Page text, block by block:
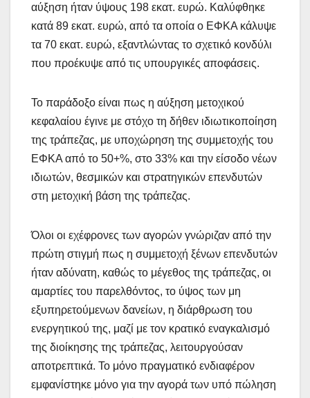
αύξηση ήταν ύψους 198 εκατ. ευρώ. Καλύφθηκε
κατά 89 εκατ. ευρώ, από τα οποία ο ΕΦΚΑ κάλυψε
τα 70 εκατ. ευρώ, εξαντλώντας το σχετικό κονδύλι
που προέκυψε από τις υπουργικές αποφάσεις.
Το παράδοξο είναι πως η αύξηση μετοχικού
κεφαλαίου έγινε με στόχο τη δήθεν ιδιωτικοποίηση
της τράπεζας, με υποχώρηση της συμμετοχής του
ΕΦΚΑ από το 50+%, στο 33% και την είσοδο νέων
ιδιωτών, θεσμικών και στρατηγικών επενδυτών
στη μετοχική βάση της τράπεζας.
Όλοι οι εχέφρονες των αγορών γνώριζαν από την
πρώτη στιγμή πως η συμμετοχή ξένων επενδυτών
ήταν αδύνατη, καθώς το μέγεθος της τράπεζας, οι
αμαρτίες του παρελθόντος, το ύψος των μη
εξυπηρετούμενων δανείων, η διάρθρωση του
ενεργητικού της, μαζί με τον κρατικό εναγκαλισμό
της διοίκησης της τράπεζας, λειτουργούσαν
αποτρεπτικά. Το μόνο πραγματικό ενδιαφέρον
εμφανίστηκε μόνο για την αγορά των υπό πώληση